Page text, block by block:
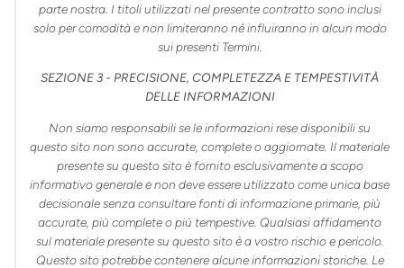
parte nostra. I titoli utilizzati nel presente contratto sono inclusi
solo per comodità e non limiteranno né influiranno in alcun modo
sui presenti Termini.
SEZIONE 3 - PRECISIONE, COMPLETEZZA E TEMPESTIVITÀ
DELLE INFORMAZIONI
Non siamo responsabili se le informazioni rese disponibili su
questo sito non sono accurate, complete o aggiornate. Il materiale
presente su questo sito è fornito esclusivamente a scopo
informativo generale e non deve essere utilizzato come unica base
decisionale senza consultare fonti di informazione primarie, più
accurate, più complete o più tempestive. Qualsiasi affidamento
sul materiale presente su questo sito è a vostro rischio e pericolo.
Questo sito potrebbe contenere alcune informazioni storiche. Le